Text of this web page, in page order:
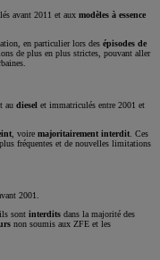
avant 2011 et aux modèles à essence
en particulier lors des épisodes de
de plus en plus strictes, pouvant aller
au diesel et immatriculés entre 2001 et
, voire majoritairement interdit . Ces
fréquentes et de nouvelles limitations
2001.
sont interdits dans la majorité des
non soumis aux ZFE et les